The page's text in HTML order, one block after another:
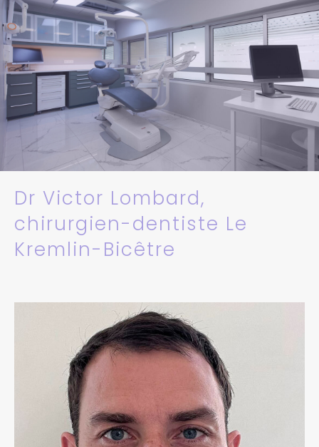
Dr Victor Lombard,
chirurgien-dentiste Le
Kremlin-Bicêtre